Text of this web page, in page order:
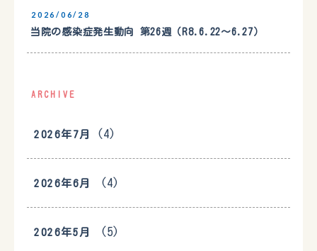
2026/06/28
当院の感染症発生動向 第26週（R8.6.22〜6.27）
ARCHIVE
2026年7月 (4)
2026年6月 (4)
2026年5月 (5)